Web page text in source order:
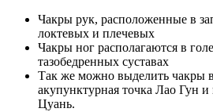
Чакры рук, расположенные в
локтевых и плечевых
Чакры ног располагаются в
тазобедренных суставах
Так же можно выделить чакры
акупунктурная точка Лао Гун
Цуань.